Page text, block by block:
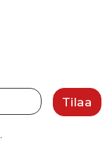
Tilaa
.